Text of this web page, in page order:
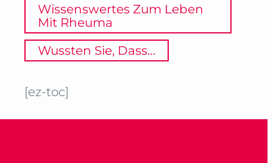
Wissenswertes Zum Leben
Mit Rheuma
Wussten Sie, Dass…
[ez-toc]